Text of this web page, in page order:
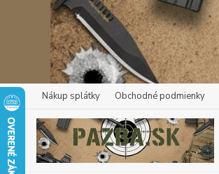
Nákup splátky Obchodné podmienky